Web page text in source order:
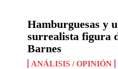
Hamburguesas y
surrealista figura
Barnes
ANÁLISIS / OPINIÓN